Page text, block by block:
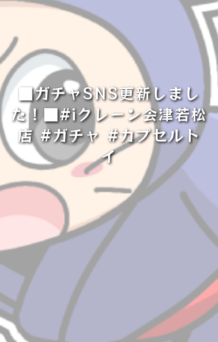
■ガチャSNS更新しまし
た！■#iクレーン会津若松
店 #ガチャ #カプセルト
イ